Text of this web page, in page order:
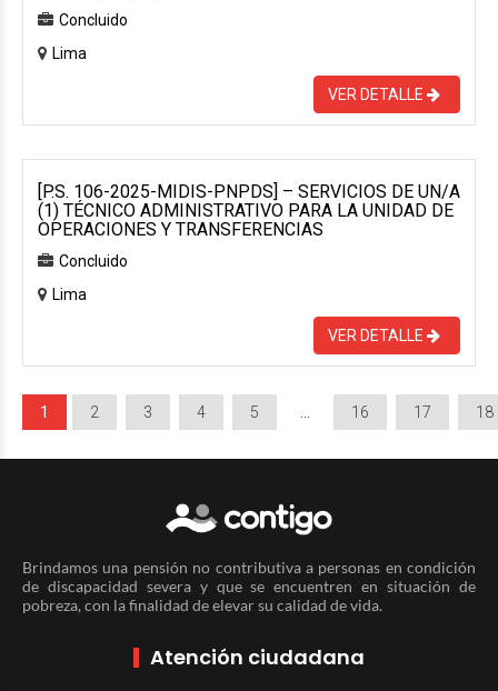
Concluido
Lima
VER DETALLE
[P.S. 106-2025-MIDIS-PNPDS] – SERVICIOS DE UN/A
(1) TÉCNICO ADMINISTRATIVO PARA LA UNIDAD DE
OPERACIONES Y TRANSFERENCIAS
Concluido
Lima
VER DETALLE
1 2 3 4 5 16 17 18
Brindamos una pensión no contributiva a personas en condición
de discapacidad severa y que se encuentren en situación de
pobreza, con la finalidad de elevar su calidad de vida.
Atención ciudadana